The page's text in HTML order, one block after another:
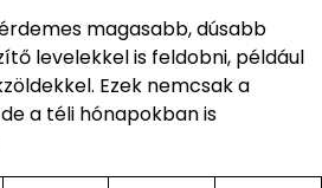
magasabb, dúsabb
levelekkel is feldobni, például
Ezek nemcsak a
a téli hónapokban is